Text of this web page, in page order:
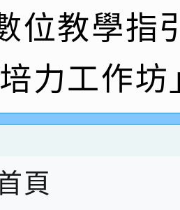
老師王老師、
競賽國小朗讀
林老師
參加桃園市中
瑛教師榮獲教
參與2026世
科學小創客佳
位教學指
力工作
頁